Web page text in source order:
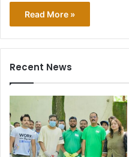
Read More »
Recent News